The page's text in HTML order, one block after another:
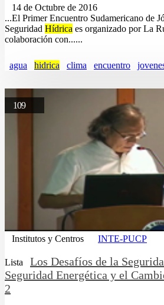
14 de Octubre de 2016
...El Primer Encuentro Sudamericano de
Seguridad Hídrica es organizado por La
colaboración con......
agua hidrica clima encuentro
109
Institutos y Centros INTE-PUCP
Lista Los Desafíos de la
Seguridad Energética y el
2